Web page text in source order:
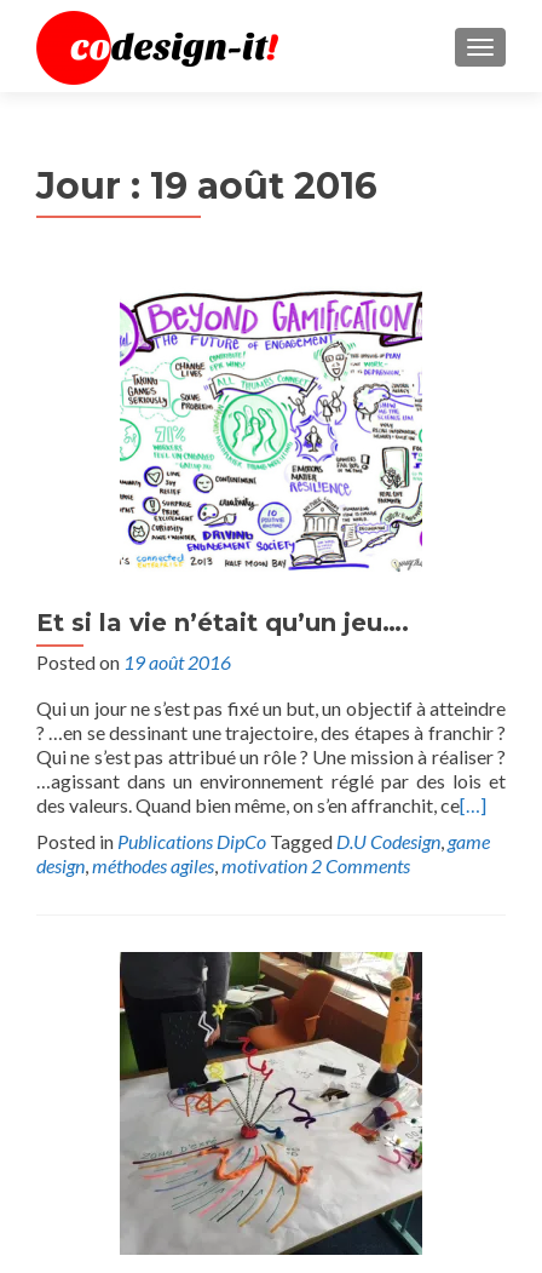
MENU
Jour : 19 août 2016
Et si la vie n’était qu’un jeu….
Posted on 19 août 2016
Qui un jour ne s’est pas fixé un but, un objectif à atteindre
? …en se dessinant une trajectoire, des étapes à franchir ?
Qui ne s’est pas attribué un rôle ? Une mission à réaliser ?
…agissant dans un environnement réglé par des lois et
des valeurs. Quand bien même, on s’en affranchit, ce[…]
Posted in Publications DipCo Tagged D.U Codesign,game
design,méthodes agiles,motivation 2 Comments